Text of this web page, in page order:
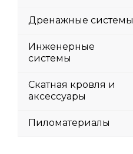
Дренажные системы
Инженерные
системы
Скатная кровля и
аксессуары
Пиломатериалы